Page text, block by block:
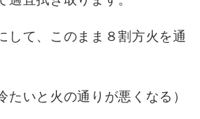
して、このまま８割方火を通
たいと火の通りが悪くなる）